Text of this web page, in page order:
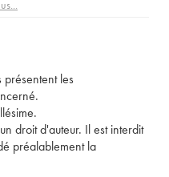
présentent les
droit d'auteur. Il est interdit
préalablement la